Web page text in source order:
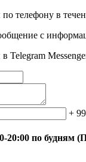
телефону в
с
Telegram
+
20:00 по будням